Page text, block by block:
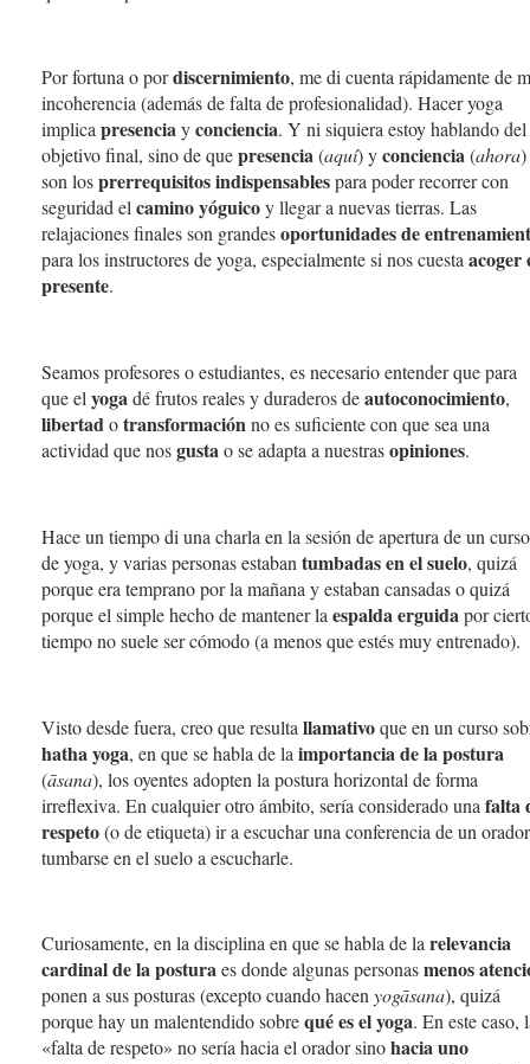
Por fortuna o pordiscernimiento, me di cuenta rápidamente de
incoherencia (además de falta de profesionalidad). Hacer yoga
implicapresenciayconciencia. Y ni siquiera estoy hablando del
objetivo final, sino de quepresencia(aquí) yconciencia(ahora)
son losprerrequisitos indispensablespara poder recorrer con
seguridad elcamino yóguicoy llegar a nuevas tierras. Las
relajaciones finales son grandesoportunidades de
para los instructores de yoga, especialmente si nos cuestaacoger
presente.
Seamos profesores o estudiantes, es necesario entender que para
que el yogadé frutos reales y duraderos deautoconocimiento,
libertadotransformaciónno es suficiente con que sea una
actividad que nosgustao se adapta a nuestrasopiniones.
Hace un tiempo di una charla en la sesión de apertura de un curso
de yoga, y varias personas estaban tumbadas en el suelo, quizá
porque era temprano por la mañana y estaban cansadas o quizá
porque el simple hecho de mantener la espalda erguidapor
tiempo no suele ser cómodo (a menos que estés muy entrenado).
Visto desde fuera, creo que resulta llamativoque en un curso
hatha yoga, en que se habla de la importancia de la postura
(āsana), los oyentes adopten la postura horizontal de forma
irreflexiva. En cualquier otro ámbito, sería considerado una falta
respeto(o de etiqueta) ir a escuchar una conferencia de un
tumbarse en el suelo a escucharle.
Curiosamente, en la disciplina en que se habla de larelevancia
cardinal de la posturaes donde algunas personasmenos
ponen a sus posturas (excepto cuando hacenyogāsana), quizá
porque hay un malentendido sobrequé es el yoga. En este caso,
«falta de respeto» no sería hacia el orador sinohacia uno